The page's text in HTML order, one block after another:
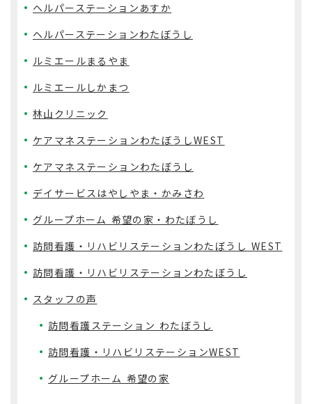
ヘルパーステーションあすか
ヘルパーステーションわたぼうし
ルミエールまるやま
ルミエールしかまつ
林山クリニック
ケアマネステーションわたぼうしWEST
ケアマネステーションわたぼうし
デイサービスはやしやま・かみさわ
グループホーム 希望の家・わたぼうし
訪問看護・リハビリステーションわたぼうし WEST
訪問看護・リハビリステーションわたぼうし
スタッフの声
訪問看護ステーション わたぼうし
訪問看護・リハビリステーションWEST
グループホーム 希望の家